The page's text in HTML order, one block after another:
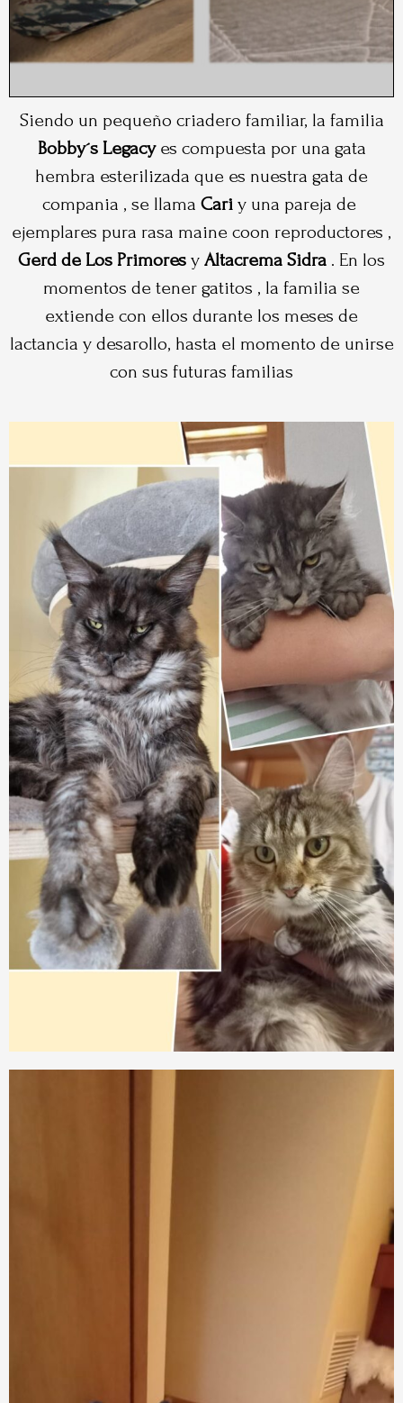
Siendo un pequeño criadero familiar, la familia
Bobby´s Legacyes compuesta por una gata
hembra esterilizada que es nuestra gata de
compania , se llama Cari y una pareja de
ejemplares pura rasa maine coon reproductores ,
Gerd de Los Primores y Altacrema Sidra . En los
momentos de tener gatitos , la familia se
extiende con ellos durante los meses de
lactancia y desarollo, hasta el momento de unirse
con sus futuras familias